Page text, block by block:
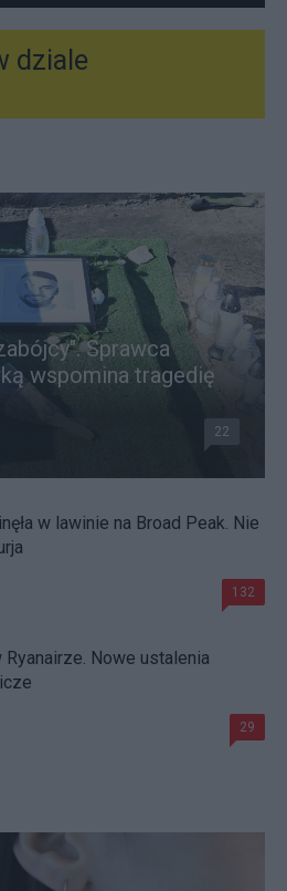
dziale
Sprawca
wspomina tragedię
22
w lawinie na Broad Peak. Nie
132
Nowe ustalenia
29